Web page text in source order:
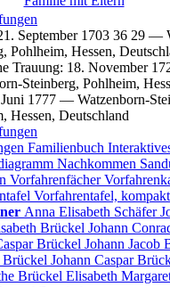
September 1703 36 29 —
Pohlheim, Hessen,
Trauung: 18. November
Steinberg, Pohlheim,
1777 — Watzenborn-
Hessen, Deutschland
Familienbuch
Nachkommen
Vorfahrenfächer
Vorfahrentafel, kompakt
Anna Elisabeth Schäfer
Brückel Johann
Brückel Johann Jacob
Brückel Johann Caspar
Brückel Elisabeth